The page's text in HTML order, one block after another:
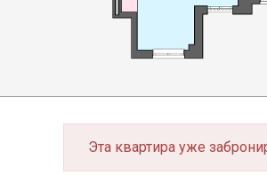
Эта квартира уже